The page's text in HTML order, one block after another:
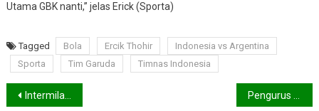
Utama GBK nanti,” jelas Erick (Sporta)
Tagged Bola Ercik Thohir
Indonesia vs Argentina
Sporta
Tim Garuda Timnas Indonesia
Navigasi
Intermilan Juara Coppa Italia Pasca Jebol Gawang Fiorentina 2-1